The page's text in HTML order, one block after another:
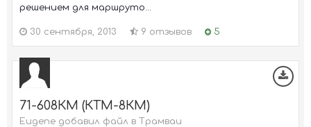
решением для маршруто...
30 сентября, 2013 9 отзывов 5
71-608КМ (КТМ-8КМ)
Eugene добавил файл в Трамваи